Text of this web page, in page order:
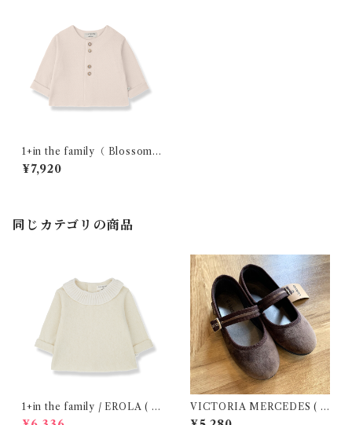
1+in the family（ Blossom
)/ONA( 12・24m )
¥7,920
同じカテゴリの商品
1+in the family / EROLA ( 2
4m )
VICTORIA MERCEDES ( 2
9-34 / Testa )